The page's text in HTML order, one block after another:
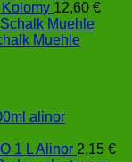
12,60 €
Muehle
1 L Alinor 2,15 €